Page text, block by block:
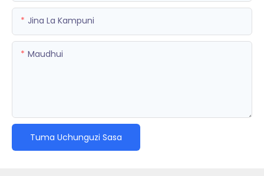
Jina La Kampuni
Maudhui
Tuma Uchunguzi Sasa